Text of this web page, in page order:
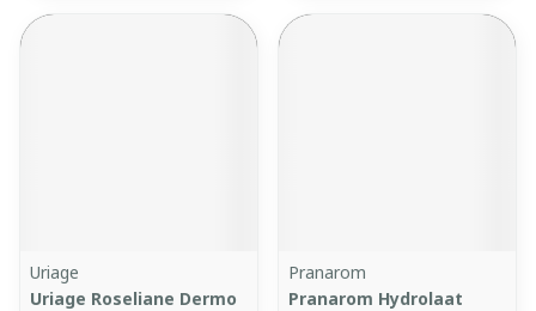
Uriage
Uriage Roseliane Dermo
Pranarom
Pranarom Hydrolaat